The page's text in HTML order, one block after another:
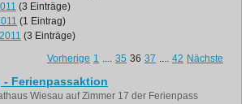
(3 Einträge)
(1 Eintrag)
(3 Einträge)
Vorherige 1 .... 35 36 37 .... 42 Nächste
Ferienpassaktion
Wiesau auf Zimmer 17 der Ferienpass